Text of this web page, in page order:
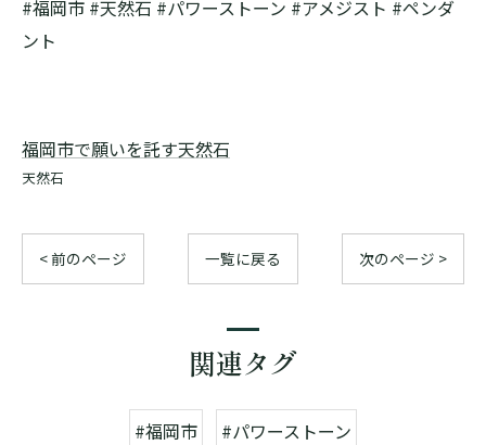
#福岡市 #天然石 #パワーストーン #アメジスト #ペンダ
ント
福岡市で願いを託す天然石
天然石
< 前のページ 一覧に戻る 次のページ >
関連タグ
#福岡市 #パワーストーン